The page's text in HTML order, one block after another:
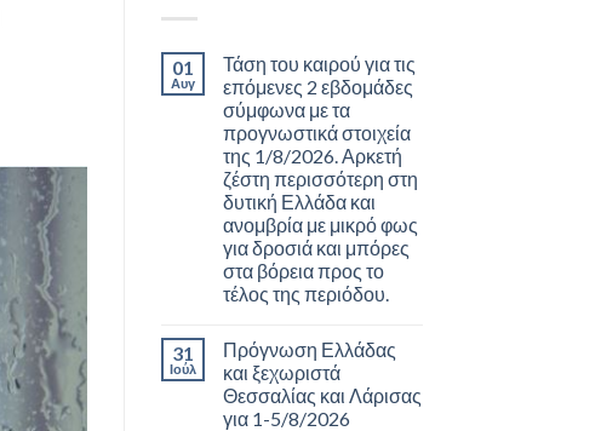
01
Αυγ
Τάση του καιρού για τις
επόμενες 2 εβδομάδες
σύμφωνα με τα
προγνωστικά στοιχεία
της 1/8/2026. Αρκετή
ζέστη περισσότερη στη
δυτική Ελλάδα και
ανομβρία με μικρό φως
για δροσιά και μπόρες
στα βόρεια προς το
τέλος της περιόδου.
31
Ιούλ
Πρόγνωση Ελλάδας
και ξεχωριστά
Θεσσαλίας και Λάρισας
για 1-5/8/2026